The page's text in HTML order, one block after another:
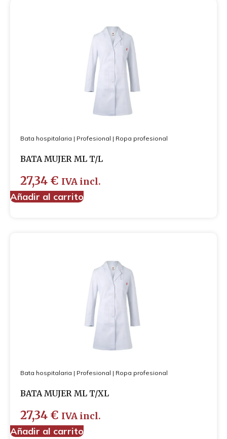
Bata hospitalaria | Profesional | Ropa profesional
BATA MUJER ML T/L
27,34 € IVA incl.
Añadir al carrito
Bata hospitalaria | Profesional | Ropa profesional
BATA MUJER ML T/XL
27,34 € IVA incl.
Añadir al carrito